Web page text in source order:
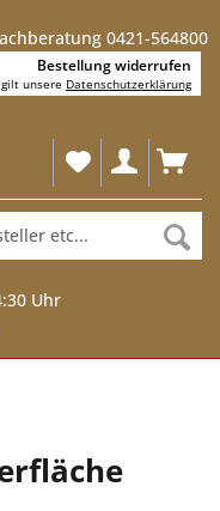
0421-564800
Uhr
Bestellung widerrufen
gilt unsere Datenschutzerklärung